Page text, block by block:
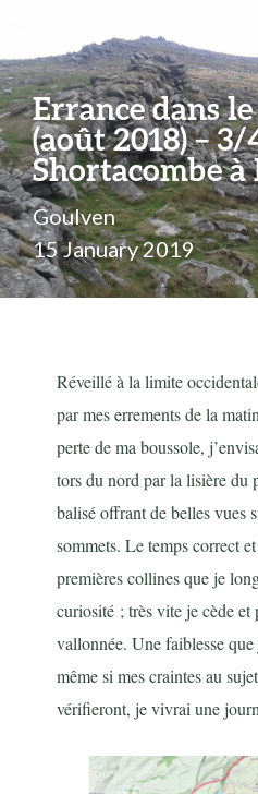
Errance dans
(août 2018) – 3/
Shortacombe
Goulven
15 January 2019
Réveillé à la limite
par mes errements de la
perte de ma boussole,
tors du nord par la lisière du
balisé offrant de belles vues
sommets. Le temps correct
premières collines que je
curiosité ; très vite je cède et
vallonnée. Une faiblesse
même si mes craintes au
vérifieront, je vivrai une